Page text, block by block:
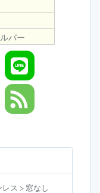
バー
ス > 窓なし